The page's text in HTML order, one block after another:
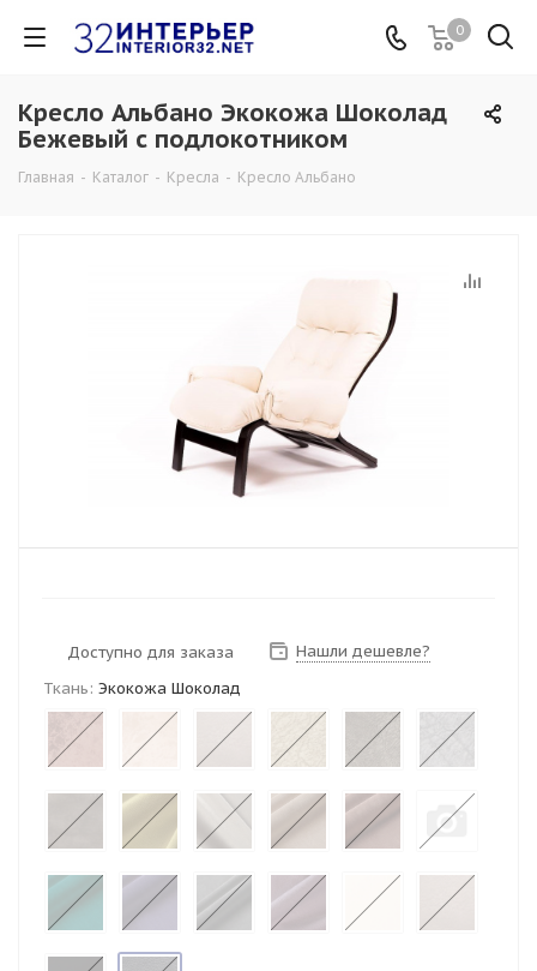
0
Кресло Альбано Экокожа Шоколад
Бежевый с подлокотником
Главная - Каталог - Кресла - Кресло Альбано
Доступно для заказа
Нашли дешевле?
Ткань: Экокожа Шоколад